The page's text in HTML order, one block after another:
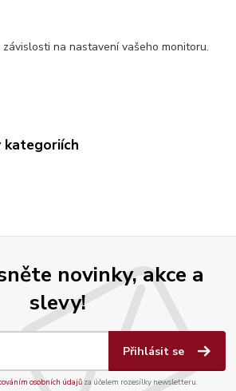
na nastavení vašeho monitoru.
kategoriích
novinky, akce a
slevy!
Přihlásit se
osobních údajůza účelem rozesílky newsletteru.